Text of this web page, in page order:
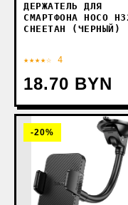
ДЕРЖАТЕЛЬ ДЛЯ
СМАРТФОНА HOCO
CHEETAH (ЧЕРНЫЙ)
★★★★☆ 4
18.70 BYN
-20%